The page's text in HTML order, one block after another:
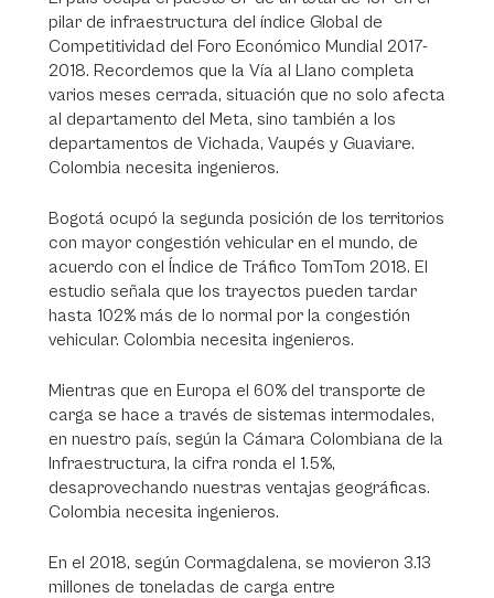
pilar de infraestructura del índice Global de
Competitividad del Foro Económico Mundial 2017-
2018. Recordemos que la Vía al Llano completa
varios meses cerrada, situación que no solo afecta
al departamento del Meta, sino también a los
departamentos de Vichada, Vaupés y Guaviare.
Colombia necesita ingenieros.
Bogotá ocupó la segunda posición de los territorios
con mayor congestión vehicular en el mundo, de
acuerdo con el Índice de Tráfico TomTom 2018. El
estudio señala que los trayectos pueden tardar
hasta 102% más de lo normal por la congestión
vehicular. Colombia necesita ingenieros.
Mientras que en Europa el 60% del transporte de
carga se hace a través de sistemas intermodales,
en nuestro país, según la Cámara Colombiana de la
Infraestructura, la cifra ronda el 1.5%,
desaprovechando nuestras ventajas geográficas.
Colombia necesita ingenieros.
En el 2018, según Cormagdalena, se movieron 3.13
millones de toneladas de carga entre